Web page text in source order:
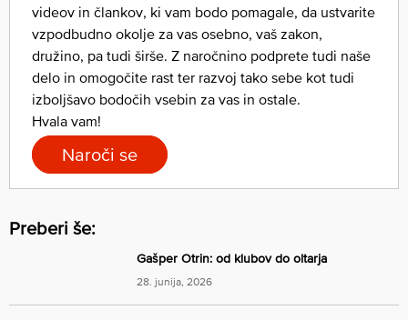
videov in člankov, ki vam bodo pomagale, da ustvarite
vzpodbudno okolje za vas osebno, vaš zakon,
družino, pa tudi širše. Z naročnino podprete tudi naše
delo in omogočite rast ter razvoj tako sebe kot tudi
izboljšavo bodočih vsebin za vas in ostale.
Hvala vam!
Naroči se
Preberi še:
Gašper Otrin: od klubov do oltarja
28. junija, 2026